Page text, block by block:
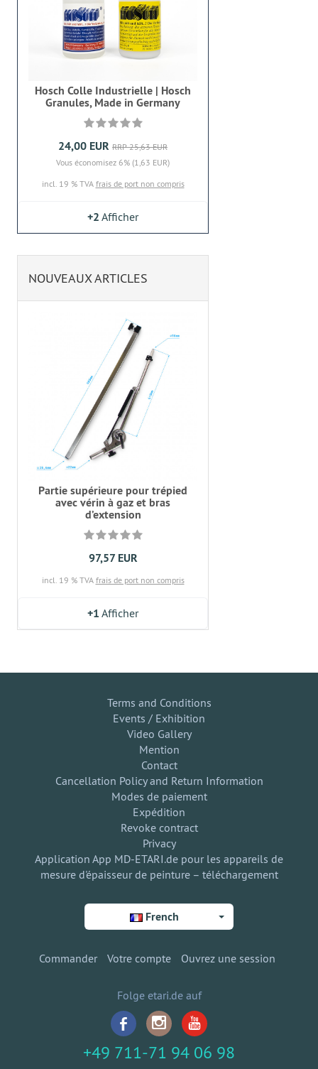
Hosch Colle Industrielle | Hosch
Granules, Made in Germany
24,00 EUR RRP 25,63 EUR
Vous économisez 6% (1,63 EUR)
incl. 19 % TVA frais de port non compris
+2 Afficher
NOUVEAUX ARTICLES
Partie supérieure pour trépied
avec vérin à gaz et bras
d’extension
97,57 EUR
incl. 19 % TVA frais de port non compris
+1 Afficher
Terms and Conditions
Events / Exhibition
Video Gallery
Mention
Contact
Cancellation Policy and Return Information
Modes de paiement
Expédition
Revoke contract
Privacy
Application App MD-ETARI.de pour les appareils de
mesure d'épaisseur de peinture – téléchargement
French
Commander Votre compte Ouvrez une session
Folge etari.de auf
+49 711-71 94 06 98